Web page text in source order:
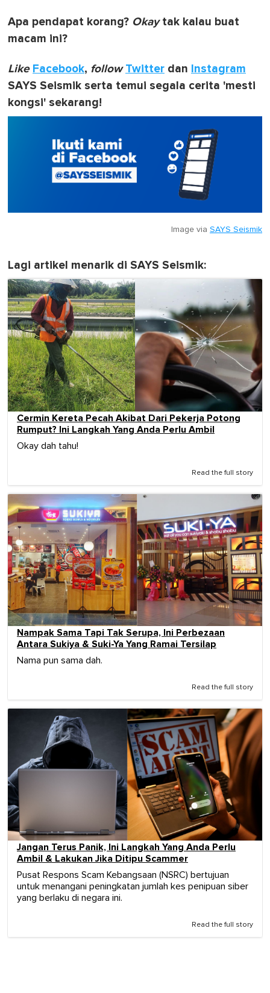
Apa pendapat korang? Okaytak kalau buat
macam ini?
Like Facebook, follow Twitter dan Instagram
SAYS Seismik serta temui segala cerita 'mesti
kongsi' sekarang!
Image via SAYS Seismik
Lagi artikel menarik di SAYS Seismik:
Cermin Kereta Pecah Akibat Dari Pekerja Potong
Rumput? Ini Langkah Yang Anda Perlu Ambil
Okay dah tahu!
Read the full story
Nampak Sama Tapi Tak Serupa, Ini Perbezaan
Antara Sukiya & Suki-Ya Yang Ramai Tersilap
Nama pun sama dah.
Read the full story
Jangan Terus Panik, Ini Langkah Yang Anda Perlu
Ambil & Lakukan Jika Ditipu Scammer
Pusat Respons Scam Kebangsaan (NSRC) bertujuan
untuk menangani peningkatan jumlah kes penipuan siber
yang berlaku di negara ini.
Read the full story